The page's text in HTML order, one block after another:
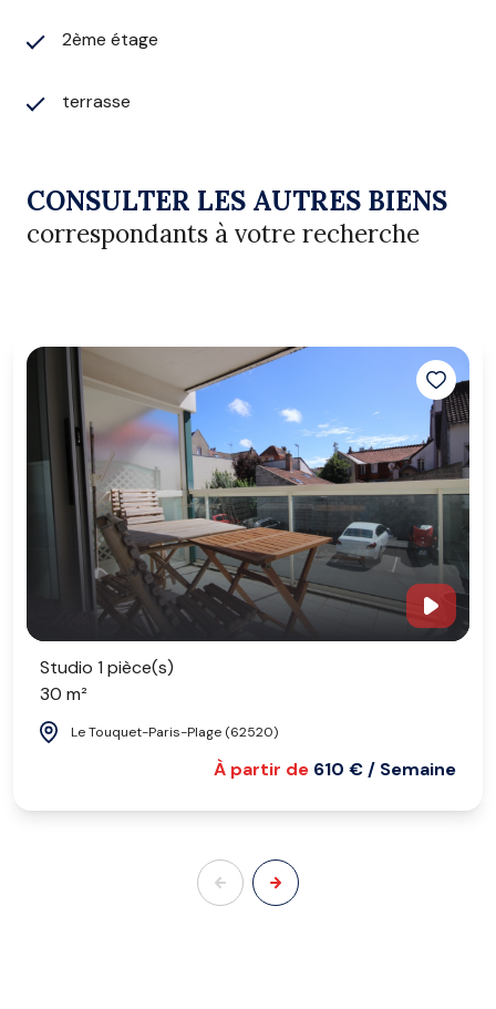
2ème étage
terrasse
CONSULTER LES AUTRES BIENS
correspondants à votre recherche
Studio 1 pièce(s)
30 m²
Le Touquet-Paris-Plage (62520)
À partir de 610 € / Semaine